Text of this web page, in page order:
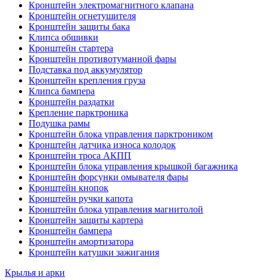
Кронштейн электромагнитного клапана
Кронштейн огнетушителя
Кронштейн защиты бака
Клипса обшивки
Кронштейн стартера
Кронштейн противотуманной фары
Подставка под аккумулятор
Кронштейн крепления груза
Клипса бампера
Кронштейн раздатки
Крепление парктроника
Подушка рамы
Кронштейн блока управления парктроником
Кронштейн датчика износа колодок
Кронштейн троса АКПП
Кронштейн блока управления крышкой багажника
Кронштейн форсунки омывателя фары
Кронштейн кнопок
Кронштейн ручки капота
Кронштейн блока управления магнитолой
Кронштейн защиты картера
Кронштейн бампера
Кронштейн амортизатора
Кронштейн катушки зажигания
Крылья и арки